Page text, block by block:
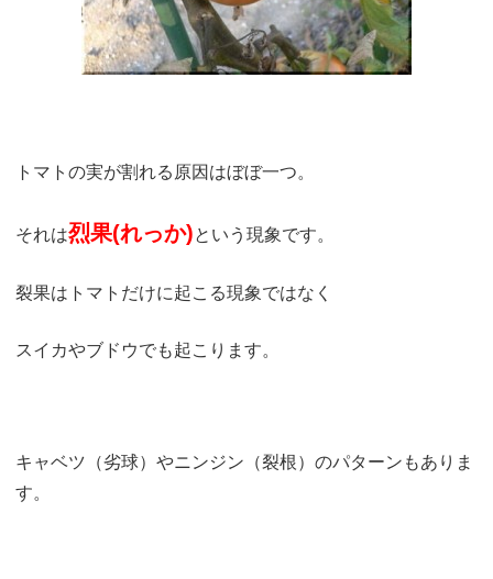
トマトの実が割れる原因はぼぼ一つ。
それは烈果(れっか)という現象です。
裂果はトマトだけに起こる現象ではなく
スイカやブドウでも起こります。
キャベツ（劣球）やニンジン（裂根）のパターンもありま
す。